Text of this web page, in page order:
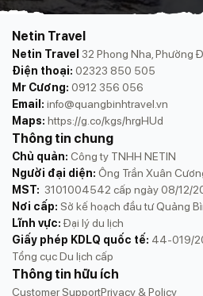
Netin Travel
Netin Travel 32 Phong Nha, Phường
Điện thoại: 02323 850 505
Mr Cương: 0912 356 056
Email: info@quangbinhtravel.vn
Maps: https://g.co/kgs/hrgHUd
Thông tin hữu ích
Customer SupportPrivacy & Policy
Thông tin chung
Chủ quản: Công ty TNHH NETIN
Người đại diện: Ông Trần Xuân
MST: 3101004542 cấp ngày 08/12/
Nơi cấp: Sở kế hoạch đầu tư Quảng
Lĩnh vực: Đại lý du lịch
Giấy phép KDLQ quốc tế: 44-019/
Tổng cục Du lịch cấp